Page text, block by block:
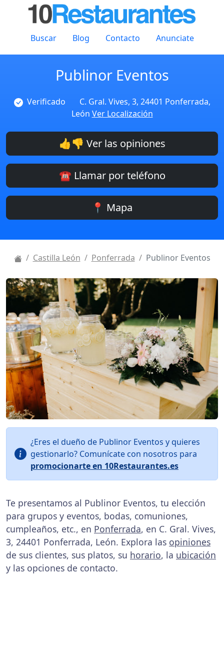
Buscar Blog Contacto Anunciate
Publinor Eventos
Verificado
C. Gral. Vives, 3, 24401 Ponferrada,
León Ver Localización
👍👎 Ver las opiniones
☎️ Llamar por teléfono
📍 Mapa
Castilla León Ponferrada Publinor Eventos
¿Eres el dueño de Publinor Eventos y quieres
gestionarlo? Comunícate con nosotros para
promocionarte en 10Restaurantes.es
Te presentamos al Publinor Eventos, tu elección
para grupos y eventos, bodas, comuniones,
cumpleaños, etc., en Ponferrada, en C. Gral. Vives,
3, 24401 Ponferrada, León. Explora las opiniones
de sus clientes, sus platos, su horario, la ubicación
y las opciones de contacto.